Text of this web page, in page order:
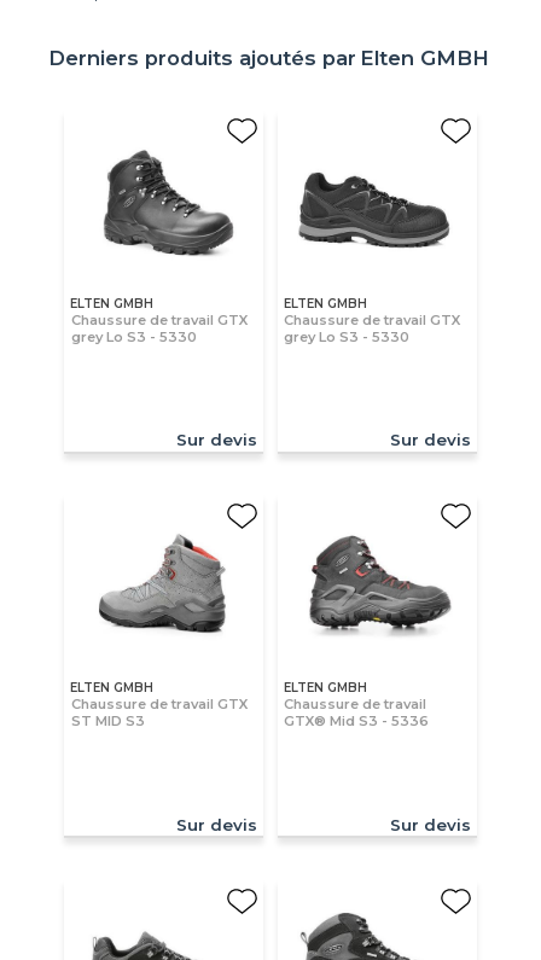
Derniers produits ajoutés par Elten GMBH
ELTEN GMBH
Chaussure de travail GTX
grey Lo S3 - 5330
Sur devis
ELTEN GMBH
Chaussure de travail GTX
grey Lo S3 - 5330
Sur devis
ELTEN GMBH
Chaussure de travail GTX
ST MID S3
Sur devis
ELTEN GMBH
Chaussure de travail
GTX® Mid S3 - 5336
Sur devis